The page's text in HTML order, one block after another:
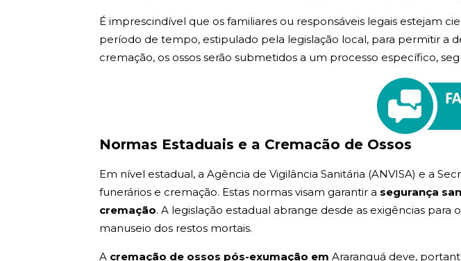
É imprescindível que os familiares ou responsáveis legais estejam
período de tempo, estipulado pela legislação local, para permitir a
cremação, os ossos serão submetidos a um processo específico,
Normas Estaduais e a Cremacão de Ossos
Em nível estadual, a Agência de Vigilância Sanitária (ANVISA) e a
funerários e cremação. Estas normas visam garantir a segurança
cremação. A legislação estadual abrange desde as exigências
manuseio dos restos mortais.
A cremação de ossos pós-exumação em Araranguá deve,